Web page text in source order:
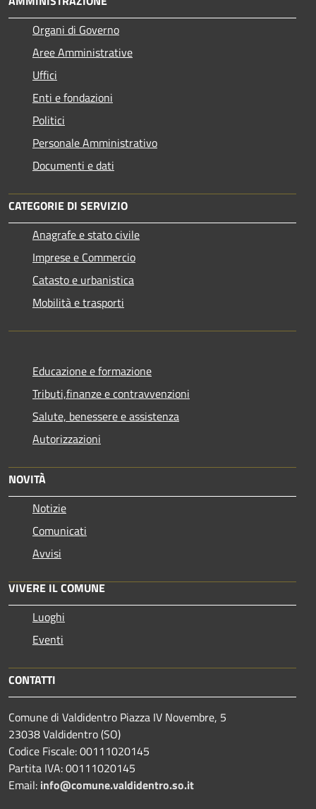
Organi di Governo
Aree Amministrative
Uffici
Enti e fondazioni
Politici
Personale Amministrativo
Documenti e dati
CATEGORIE DI SERVIZIO
Anagrafe e stato civile
Imprese e Commercio
Catasto e urbanistica
Mobilità e trasporti
Educazione e formazione
Tributi,finanze e contravvenzioni
Salute, benessere e assistenza
Autorizzazioni
NOVITÀ
Notizie
Comunicati
Avvisi
VIVERE IL COMUNE
Luoghi
Eventi
CONTATTI
Comune di Valdidentro Piazza IV Novembre, 5
23038 Valdidentro (SO)
Codice Fiscale: 00111020145
Partita IVA: 00111020145
Email: info@comune.valdidentro.so.it